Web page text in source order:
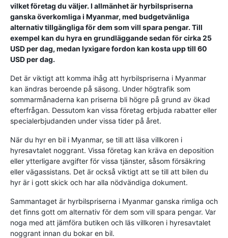
vilket företag du väljer. I allmänhet är hyrbilspriserna
ganska överkomliga i Myanmar, med budgetvänliga
alternativ tillgängliga för dem som vill spara pengar. Till
exempel kan du hyra en grundläggande sedan för cirka 25
USD per dag, medan lyxigare fordon kan kosta upp till 60
USD per dag.
Det är viktigt att komma ihåg att hyrbilspriserna i Myanmar
kan ändras beroende på säsong. Under högtrafik som
sommarmånaderna kan priserna bli högre på grund av ökad
efterfrågan. Dessutom kan vissa företag erbjuda rabatter eller
specialerbjudanden under vissa tider på året.
När du hyr en bil i Myanmar, se till att läsa villkoren i
hyresavtalet noggrant. Vissa företag kan kräva en deposition
eller ytterligare avgifter för vissa tjänster, såsom försäkring
eller vägassistans. Det är också viktigt att se till att bilen du
hyr är i gott skick och har alla nödvändiga dokument.
Sammantaget är hyrbilspriserna i Myanmar ganska rimliga och
det finns gott om alternativ för dem som vill spara pengar. Var
noga med att jämföra butiken och läs villkoren i hyresavtalet
noggrant innan du bokar en bil.